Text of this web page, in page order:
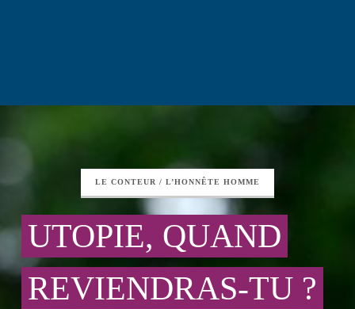
LE CONTEUR / L’HONNÊTE HOMME
UTOPIE, QUAND
REVIENDRAS-TU ?